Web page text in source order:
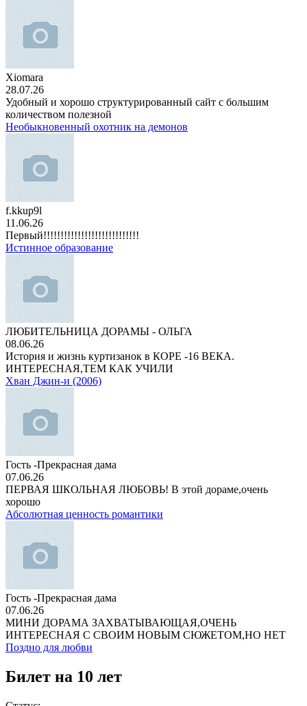
Xiomara
28.07.26
Удобный и хорошо структурированный сайт с большим
количеством полезной
Необыкновенный охотник на демонов
f.kkup9l
11.06.26
Первый!!!!!!!!!!!!!!!!!!!!!!!!!!!!
Истинное образование
ЛЮБИТЕЛЬНИЦА ДОРАМЫ - ОЛЬГА
08.06.26
История и жизнь куртизанок в КОРЕ -16 ВЕКА.
ИНТЕРЕСНАЯ,ТЕМ КАК УЧИЛИ
Хван Джин-и (2006)
Гость -Прекрасная дама
07.06.26
ПЕРВАЯ ШКОЛЬНАЯ ЛЮБОВЬ! В этой дораме,очень
хорошо
Абсолютная ценность романтики
Гость -Прекрасная дама
07.06.26
МИНИ ДОРАМА ЗАХВАТЫВАЮЩАЯ,ОЧЕНЬ
ИНТЕРЕСНАЯ С СВОИМ НОВЫМ СЮЖЕТОМ,НО НЕТ
Поздно для любви
Билет на 10 лет